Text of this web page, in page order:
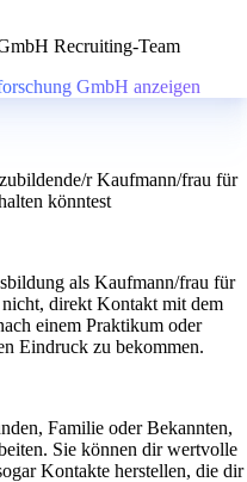
Recruiting-Team
GmbH anzeigen
r Kaufmann/frau für
könntest
als Kaufmann/frau für
nicht, direkt Kontakt mit dem
einem Praktikum oder
Eindruck zu bekommen.
Familie oder Bekannten,
Sie können dir wertvolle
Kontakte herstellen, die dir